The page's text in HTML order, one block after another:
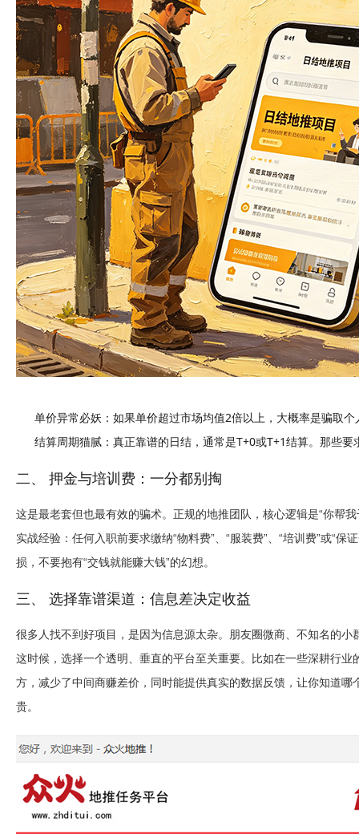
单价异常必妖 ：如果单价超过市场均值2倍以上，大概率是骗取
结算周期猫腻：真正靠谱的日结，通常是T+0或T+1结算。那些
二、 押金与培训费：一分都别掏
这是最老套但也最有效的骗术。正规的地推团队，核心逻辑是“你帮
实战经验： 任何入职前要求缴纳“物料费”、“服装费”、“培训费”或“
损，不要抱有“交钱就能赚大钱”的幻想。
三、 选择靠谱渠道：信息差决定收益
很多人找不到好项目，是因为信息源太杂。朋友圈微商、不知名的
这时候，选择一个透明、垂直的平台至关重要。比如在一些深耕行业
方，减少了中间商赚差价，同时能提供真实的数据反馈，让你知道
贵。